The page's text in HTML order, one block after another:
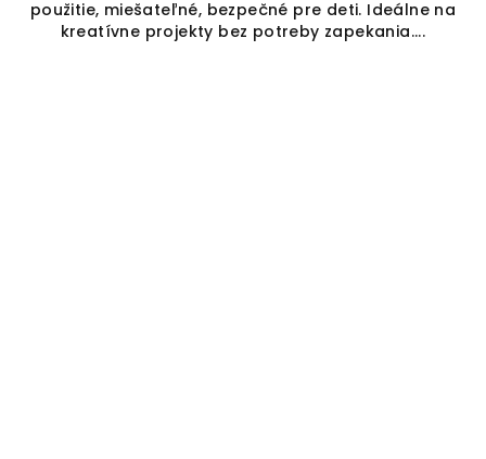
použitie, miešateľné, bezpečné pre deti. Ideálne na
kreatívne projekty bez potreby zapekania....